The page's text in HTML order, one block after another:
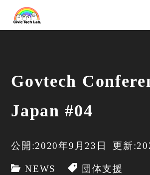
Govtech
Japan #04
公開:2020年9月23日 更新
NEWS 団体支援